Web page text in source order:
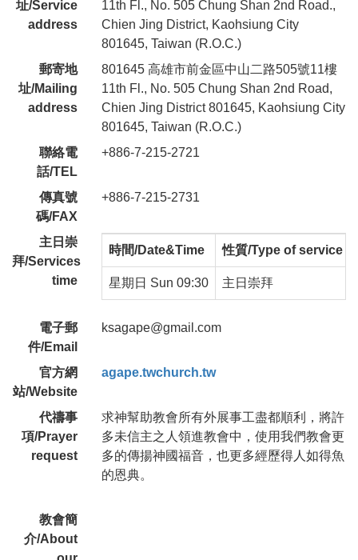
址/Service
address
11th Fl., No. 505 Chung Shan 2nd Road.,
Chien Jing District, Kaohsiung City
801645, Taiwan (R.O.C.)
郵寄地
址/Mailing
address
801645 高雄市前金區中山二路505號11樓
11th Fl., No. 505 Chung Shan 2nd Road,
Chien Jing District 801645, Kaohsiung City
801645, Taiwan (R.O.C.)
聯絡電
話/TEL
+886-7-215-2721
傳真號
碼/FAX
+886-7-215-2731
主日崇
拜/Services
time
時間/Date&Time 性質/Type of service
星期日 Sun 09:30 主日崇拜
電子郵
件/Email
ksagape@gmail.com
官方網
站/Website
agape.twchurch.tw
代禱事
項/Prayer
request
求神幫助教會所有外展事工盡都順利，將許
多未信主之人領進教會中，使用我們教會更
多的傳揚神國福音，也更多經歷得人如得魚
的恩典。
教會簡
介/About